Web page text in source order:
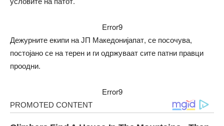
Error9
Дежурните екипи на ЈП Македонијапат, се посочува,
постојано се на терен и ги одржуваат сите патни правци
проодни.
Error9